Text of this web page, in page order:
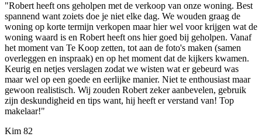
"Robert heeft ons geholpen met de verkoop van onze woning. Best
spannend want zoiets doe je niet elke dag. We wouden graag de
woning op korte termijn verkopen maar hier wel voor krijgen wat de
woning waard is en Robert heeft ons hier goed bij geholpen. Vanaf
het moment van Te Koop zetten, tot aan de foto's maken (samen
overleggen en inspraak) en op het moment dat de kijkers kwamen.
Keurig en netjes verslagen zodat we wisten wat er gebeurd was
maar wel op een goede en eerlijke manier. Niet te enthousiast maar
gewoon realistisch. Wij zouden Robert zeker aanbevelen, gebruik
zijn deskundigheid en tips want, hij heeft er verstand van! Top
makelaar!"
Kim 82